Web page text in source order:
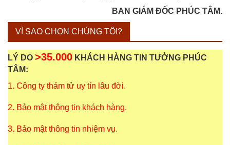
BAN GIÁM ĐỐC PHÚC TÂM.
VÌ SAO CHỌN CHÚNG TÔI?
LÝ DO >35.000 KHÁCH HÀNG TIN TƯỞNG PHÚC
TÂM:
1. Công ty thám tử uy tín lâu đời.
2. Bảo mật thông tin khách hàng.
3. Bảo mật thông tin nhiệm vụ.